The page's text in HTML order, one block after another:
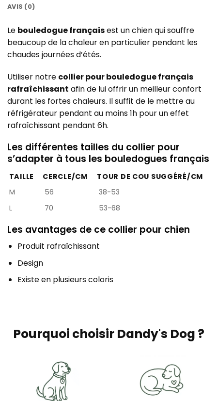
AVIS (0)
Le bouledogue françaisest un chien qui souffre
beaucoup de la chaleur en particulier pendant les
chaudes journées d’étés.
Utiliser notre collier pour bouledogue français
rafraîchissant afin de lui offrir un meilleur confort
durant les fortes chaleurs. Il suffit de le mettre au
réfrigérateur pendant au moins 1h pour un effet
rafraîchissant pendant 6h.
Les différentes tailles du collier pour
s’adapter à tous les bouledogues français
TAILLE CERCLE/CM
TOUR DE COU SUGGÉRÉ/CM
M
56
38-53
L
70 53-68
Les avantages de ce collier pour chien
Produit rafraîchissant
Design
Existe en plusieurs coloris
Pourquoi choisir Dandy's Dog ?